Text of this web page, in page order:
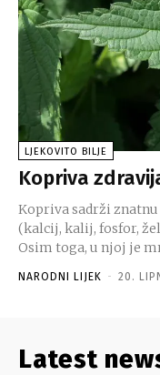
LJEKOVITO BILJE
Kopriva
Kopriva sadrži
(kalcij, kalij, fosfor,
Osim toga, u njoj je
NARODNI LIJEK - 20.
Latest